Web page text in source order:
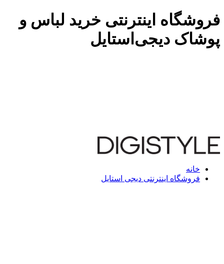
فروشگاه اینترنتی خرید لباس و
پوشاک دیجی‌استایل
خانه
فروشگاه اینترنتی دیجی استایل